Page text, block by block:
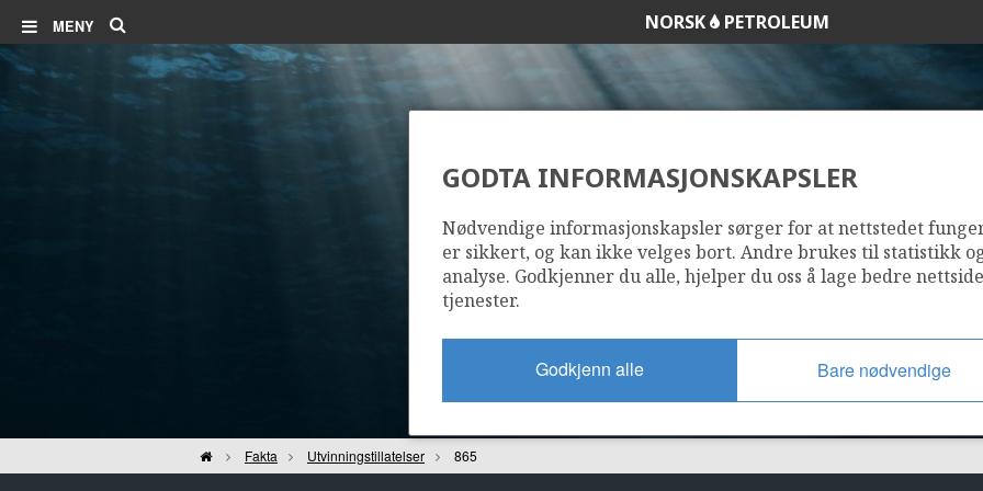
MENY NORSK PETROLEUM
865
Hjem Fakta Utvinningstillatelser 865
GODTA INFORMASJONSKAPSLER
Nødvendige informasjonskapsler sørger for at nettstedet
er sikkert, og kan ikke velges bort. Andre brukes til statistikk
analyse. Godkjenner du alle, hjelper du oss å lage bedre
tjenester.
Godkjenn alle Bare nødvendige